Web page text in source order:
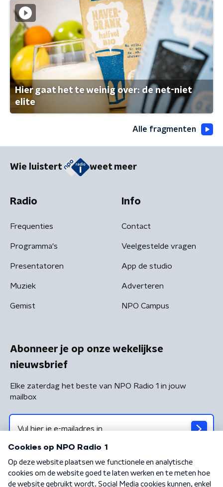
Hier gaat het te weinig over: de net-niet
elite
Alle fragmenten
Wie luistert weet meer
Radio
Frequenties
Programma's
Presentatoren
Muziek
Gemist
Info
Contact
Veelgestelde vragen
App de studio
Adverteren
NPO Campus
Abonneer je op onze wekelijkse
nieuwsbrief
Elke zaterdag het beste van NPO Radio 1 in jouw
mailbox